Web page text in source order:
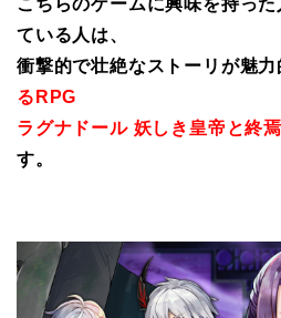
こちらのゲームに興味を持っ
ている人は、
衝撃的で壮絶なストーリが魅力
るRPG
ラグナドール 妖しき皇帝と終
す。